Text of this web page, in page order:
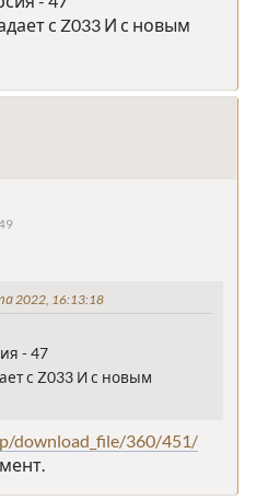
с Z033 И с новым
2022, 16:13:18
- 47
с Z033 И с новым
download_file/360/451/